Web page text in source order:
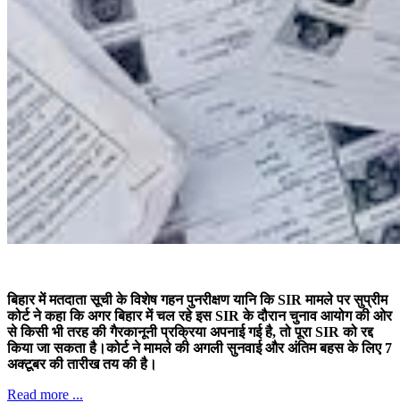
बिहार में मतदाता सूची के विशेष गहन पुनरीक्षण यानि कि SIR मामले पर सुप्रीम
कोर्ट ने कहा कि अगर बिहार में चल रहे इस SIR के दौरान चुनाव आयोग की ओर
से किसी भी तरह की गैरकानूनी प्रक्रिया अपनाई गई है, तो पूरा SIR को रद्द
किया जा सकता है।कोर्ट ने मामले की अगली सुनवाई और अंतिम बहस के लिए 7
अक्टूबर की तारीख तय की है।
Read more ...